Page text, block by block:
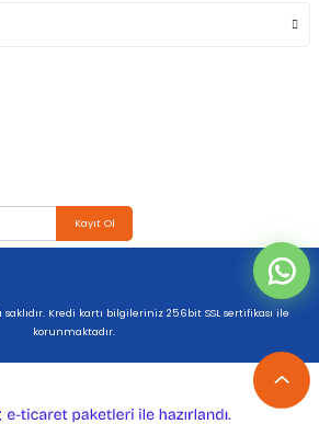
Kayıt Ol
Kredi kartı bilgileriniz 256bit SSL sertifikası ile
korunmaktadır.
ideasoft e-